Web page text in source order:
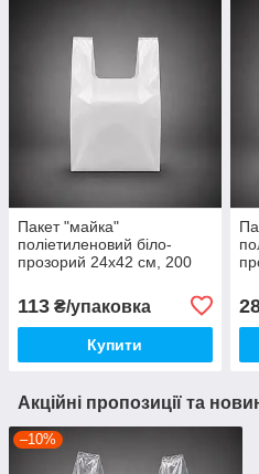
Пакет "майка"
поліетиленовий біло-
прозорий 24х42 см, 200
113 ₴/упаковка
Купити
Акційні пропозиції та
–10%